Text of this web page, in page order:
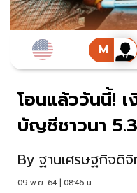
โอนแล้ววันนี้! เ
บัญชีชาวนา
By ฐานเศรษฐกิจดิ
09 พ.ย. 64 | 08:46 น.